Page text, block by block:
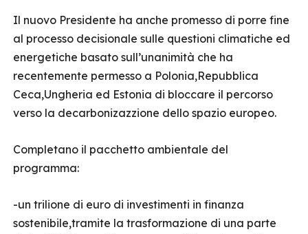
Il nuovo Presidente ha anche promesso di porre fine
al processo decisionale sulle questioni climatiche ed
energetiche basato sull’unanimità che ha
recentemente permesso a Polonia,Repubblica
Ceca,Ungheria ed Estonia di bloccare il percorso
verso la decarbonizazzione dello spazio europeo.
Completano il pacchetto ambientale del
programma:
-un trilione di euro di investimenti in finanza
sostenibile,tramite la trasformazione di una parte